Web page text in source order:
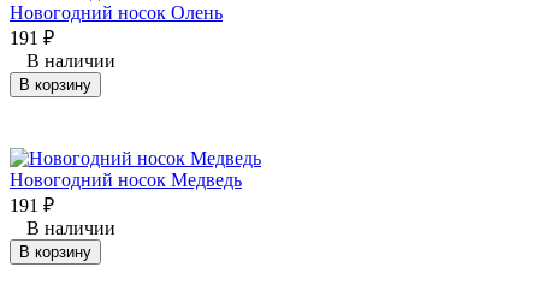
Новогодний носок Олень
191 ₽
В наличии
В корзину
Новогодний носок Медведь
191 ₽
В наличии
В корзину